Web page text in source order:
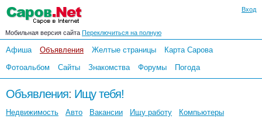
Вход
Мобильная версия сайта Переключиться на полную
Афиша Объявления Желтые страницы
Карта Сарова
Фотоальбом
Сайты Знакомства Форумы Погода
Объявления: Ищу тебя!
Недвижимость Авто Вакансии Ищу работу
Компьютеры